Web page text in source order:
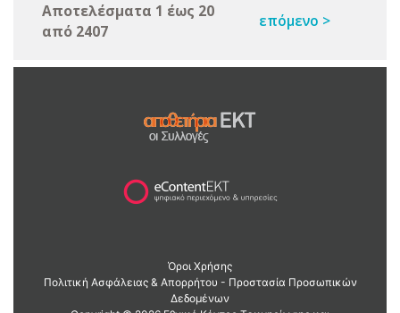
Αποτελέσματα 1 έως 20
από 2407
επόμενο >